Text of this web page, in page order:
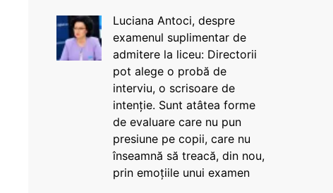
Luciana Antoci, despre
examenul suplimentar de
admitere la liceu: Directorii
pot alege o probă de
interviu, o scrisoare de
intenție. Sunt atâtea forme
de evaluare care nu pun
presiune pe copii, care nu
înseamnă să treacă, din nou,
prin emoțiile unui examen